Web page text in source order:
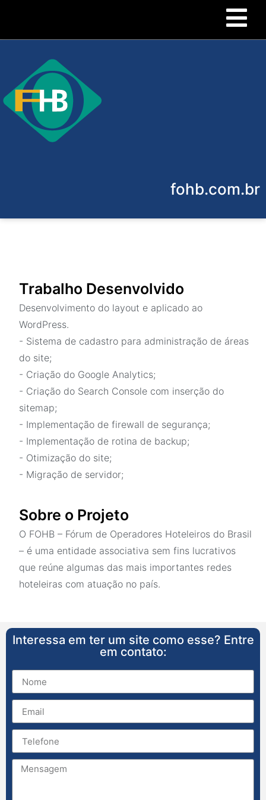
fohb.com.br
Trabalho Desenvolvido
Desenvolvimento do layout e aplicado ao
WordPress.
- Sistema de cadastro para administração de áreas
do site;
- Criação do Google Analytics;
- Criação do Search Console com inserção do
sitemap;
- Implementação de firewall de segurança;
- Implementação de rotina de backup;
- Otimização do site;
- Migração de servidor;
Sobre o Projeto
O FOHB – Fórum de Operadores Hoteleiros do Brasil
– é uma entidade associativa sem fins lucrativos
que reúne algumas das mais importantes redes
hoteleiras com atuação no país.
Interessa em ter um site como esse? Entre
em contato: